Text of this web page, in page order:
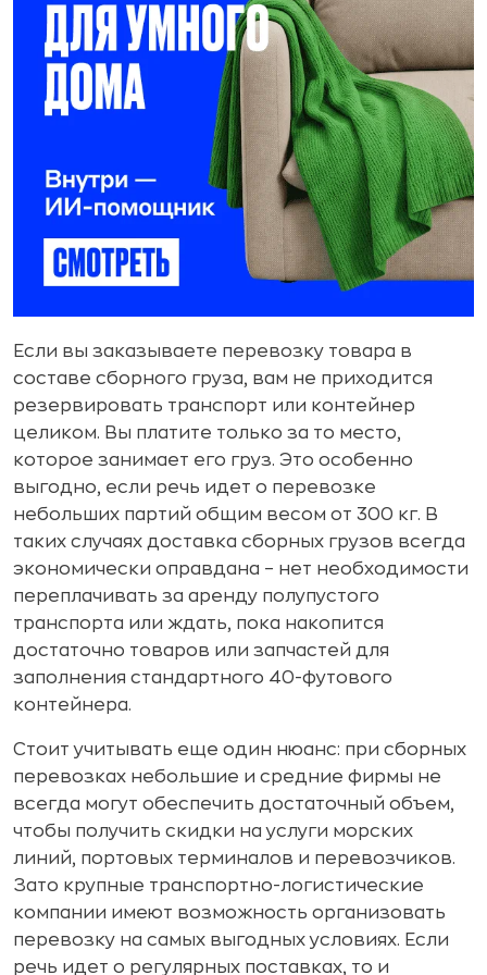
Если вы заказываете перевозку товара в
составе сборного груза, вам не приходится
резервировать транспорт или контейнер
целиком. Вы платите только за то место,
которое занимает его груз. Это особенно
выгодно, если речь идет о перевозке
небольших партий общим весом от 300 кг. В
таких случаях доставка сборных грузов всегда
экономически оправдана – нет необходимости
переплачивать за аренду полупустого
транспорта или ждать, пока накопится
достаточно товаров или запчастей для
заполнения стандартного 40-футового
контейнера.
Стоит учитывать еще один нюанс: при сборных
перевозках небольшие и средние фирмы не
всегда могут обеспечить достаточный объем,
чтобы получить скидки на услуги морских
линий, портовых терминалов и перевозчиков.
Зато крупные транспортно-логистические
компании имеют возможность организовать
перевозку на самых выгодных условиях. Если
речь идет о регулярных поставках, то и